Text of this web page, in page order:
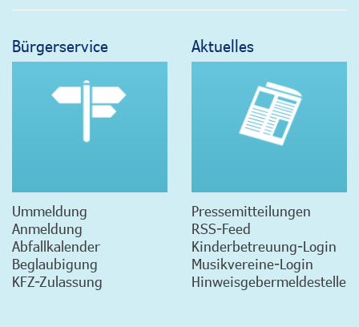
Bürgerservice
Ummeldung
Anmeldung
Abfallkalender
Beglaubigung
KFZ-Zulassung
Aktuelles
Pressemitteilungen
RSS-Feed
Kinderbetreuung-Login
Musikvereine-Login
Hinweisgebermeldestelle